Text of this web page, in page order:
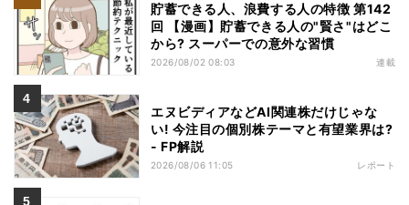
貯蓄できる人、浪費する人の特徴 第142
回 【漫画】貯蓄できる人の"賢さ"はどこ
から? スーパーでの意外な習慣
2026/08/02 08:03 連載
エヌビディアなどAI関連株だけじゃな
い! 今注目の個別株テーマと有望業界は?
- FP解説
2026/08/06 11:05 レポート